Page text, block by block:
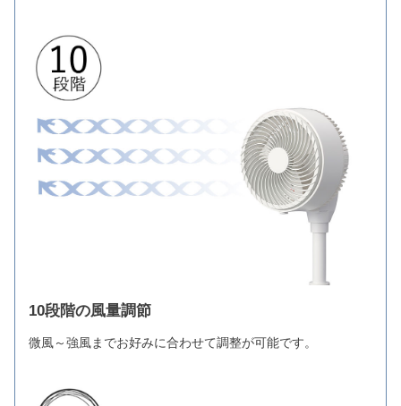
10段階の風量調節
微風～強風までお好みに合わせて調整が可能です。